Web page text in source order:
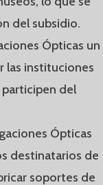
del subsidio.
Ópticas un
las instituciones
del
Ópticas
destinatarios de
soportes de